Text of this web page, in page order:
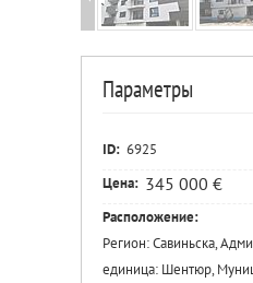
Параметры
ID: 6925
Цена: 345 000 €
Расположение:
Регион: Савиньска,
единица: Шентюр,